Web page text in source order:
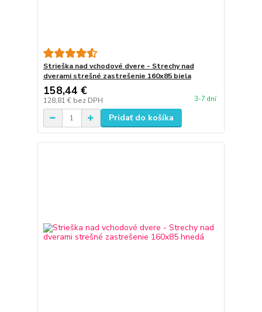
Strieška nad vchodové dvere - Strechy nad
dverami strešné zastrešenie 160x85 biela
158,44 €
128,81 € bez DPH 3-7 dní
Pridať do košíka